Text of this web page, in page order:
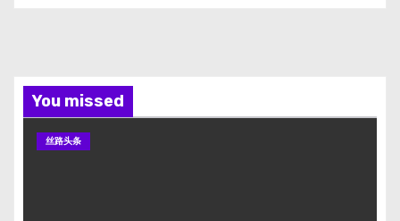
You missed
丝路头条